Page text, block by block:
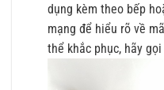
dụng kèm theo bếp
mạng để hiểu rõ về
thể khắc phục, hãy